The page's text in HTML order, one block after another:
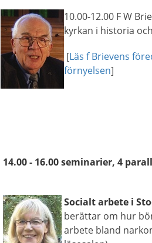
10.00-12.00 F W
kyrkan i historia
[Läs f Brievens
förnyelsen]
14.00 - 16.00 seminarier, 4
Socialt arbete i
berättar om hur
arbete bland